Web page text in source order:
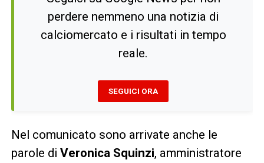
perdere nemmeno una notizia di
calciomercato e i risultati in tempo
reale.
SEGUICI ORA
Nel comunicato sono arrivate anche le
parole di Veronica Squinzi, amministratore